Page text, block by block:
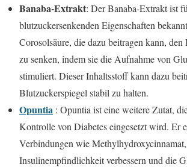
Banaba-Extrakt: Der Banaba-Extrakt ist
blutzuckersenkenden Eigenschaften
Corosolsäure, die dazu beitragen kann,
zu senken, indem sie die Aufnahme von
stimuliert. Dieser Inhaltsstoff kann dazu
Blutzuckerspiegel stabil zu halten.
Opuntia : Opuntia ist eine weitere Zutat,
Kontrolle von Diabetes eingesetzt wird. Er
Verbindungen wie
Insulinempfindlichkeit verbessern und die